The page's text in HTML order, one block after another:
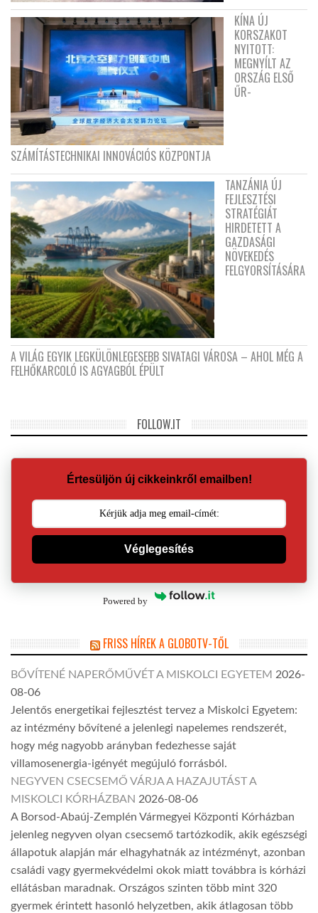
KÍNA ÚJ
KORSZAKOT
NYITOTT:
MEGNYÍLT AZ
ORSZÁG ELSŐ
ŰR-
SZÁMÍTÁSTECHNIKAI INNOVÁCIÓS KÖZPONTJA
TANZÁNIA ÚJ
FEJLESZTÉSI
STRATÉGIÁT
HIRDETETT A
GAZDASÁGI
NÖVEKEDÉS
FELGYORSÍTÁSÁRA
A VILÁG EGYIK LEGKÜLÖNLEGESEBB SIVATAGI VÁROSA – AHOL MÉG A
FELHŐKARCOLÓ IS AGYAGBÓL ÉPÜLT
FOLLOW.IT
Értesüljön új cikkeinkről emailben!
Véglegesítés
Powered by
FRISS HÍREK A GLOBOTV-TŐL
BŐVÍTENÉ NAPERŐMŰVÉT A MISKOLCI EGYETEM 2026-
08-06
Jelentős energetikai fejlesztést tervez a Miskolci Egyetem:
az intézmény bővítené a jelenlegi napelemes rendszerét,
hogy még nagyobb arányban fedezhesse saját
villamosenergia-igényét megújuló forrásból.
NEGYVEN CSECSEMŐ VÁRJA A HAZAJUTÁST A
MISKOLCI KÓRHÁZBAN 2026-08-06
A Borsod-Abaúj-Zemplén Vármegyei Központi Kórházban
jelenleg negyven olyan csecsemő tartózkodik, akik egészségi
állapotuk alapján már elhagyhatnák az intézményt, azonban
családi vagy gyermekvédelmi okok miatt továbbra is kórházi
ellátásban maradnak. Országos szinten több mint 320
gyermek érintett hasonló helyzetben, akik átlagosan több